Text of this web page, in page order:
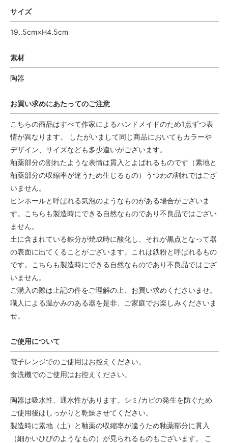
サイズ
19..5cm×H4.5cm
素材
陶器
お買い求めにあたってのご注意
こちらの商品はすべて作家によるハンドメイドのため1点ずつ表
情が異なります。 したがいまして同じ商品においてもカラーや
デザイン、サイズなども多少違いがございます。
釉薬部分の割れたような表情は貫入とよばれるものです（素地と
釉薬部分の収縮率が違うため生じるもの）うつわの割れではござ
いません。
ピンホールと呼ばれる気泡のようなものがある場合がございま
す。こちらも製造時にできる自然なものであり不良品ではござい
ません。
土に含まれている鉄分が焼成時に酸化し、それが黒点となって器
の表面に出てくることがございます。これは鉄粉と呼ばれるもの
です。こちらも製造時にできる自然なものであり不良品ではござ
いません。
ご購入の際は上記の件をご理解の上、お買い求めくださいませ。
職人による温かみのある器を是非、ご家庭でお楽しみくださいま
せ。
ご使用について
電子レンジでのご使用はお控えください。
食洗機でのご使用はお控えください。
陶器は吸水性、通水性があります。シミ/カビの発生を防ぐため
ご使用後はしっかりと乾燥させてください。
製造時に素地（土）と釉薬の収縮率が違うため釉薬部分に貫入
（細かいひびのようなもの）が見られるものもございます。 こ